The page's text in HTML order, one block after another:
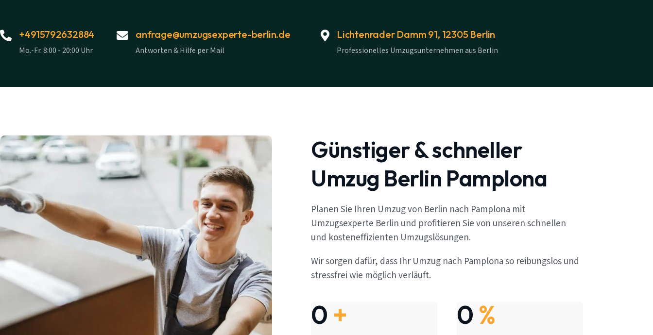
+4915792632884
Mo.-Fr. 8:00 - 20:00 Uhr
anfrage@umzugsexperte-berlin.de
Antworten & Hilfe per Mail
Lichtenrader Damm 91, 12305 Berlin
Professionelles Umzugsunternehmen aus Berlin
Günstiger & schneller
Umzug Berlin Pamplona
Planen Sie Ihren Umzug von Berlin nach Pamplona mit
Umzugsexperte Berlin und profitieren Sie von unseren schnellen
und kosteneffizienten Umzugslösungen.
Wir sorgen dafür, dass Ihr Umzug nach Pamplona so reibungslos und
stressfrei wie möglich verläuft.
0 + 0 %